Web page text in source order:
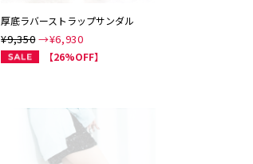
厚底ラバーストラップサンダル
¥9,350→¥6,930
【26%OFF】